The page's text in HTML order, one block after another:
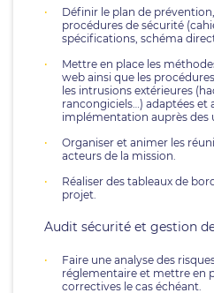
Définir le plan de
procédures de sécurité
spécifications, schéma
Mettre en place les
web ainsi que les
les intrusions extérieures
rancongiciels…) adaptées et
implémentation auprès des
Organiser et animer les
acteurs de la mission.
Réaliser des tableaux de
projet.
Audit sécurité et gestion
Faire une analyse des
réglementaire et mettre en
correctives le cas échéant.